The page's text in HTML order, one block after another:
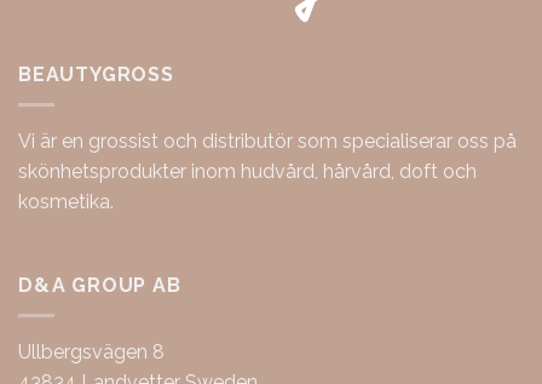
BEAUTYGROSS
Vi är en grossist och distributör som specialiserar oss på
skönhetsprodukter inom hudvård, hårvård, doft och
kosmetika.
D&A GROUP AB
Ullbergsvägen 8